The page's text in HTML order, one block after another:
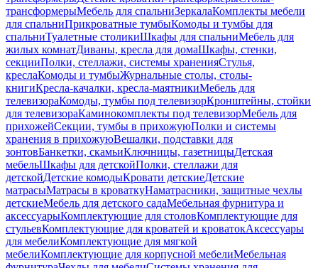
трансформерыМебель для спальниЗеркалаКомплекты мебели
для спальниПрикроватные тумбыКомоды и тумбы для
спальниТуалетные столикиШкафы для спальниМебель для
жилых комнатДиваны, кресла для домаШкафы, стенки,
секцииПолки, стеллажи, системы храненияСтулья,
креслаКомоды и тумбыЖурнальные столы, столы-
книгиКресла-качалки, кресла-маятникиМебель для
телевизораКомоды, тумбы под телевизорКронштейны, стойки
для телевизораКаминокомплекты под телевизорМебель для
прихожейСекции, тумбы в прихожуюПолки и системы
хранения в прихожуюВешалки, подставки для
зонтовБанкетки, скамьиКлючницы, газетницыДетская
мебельШкафы для детскойПолки, стеллажи для
детскойДетские комодыКровати детскиеДетские
матрасыМатрасы в кроваткуНаматрасники, защитные чехлы
детскиеМебель для детского садаМебельная фурнитура и
аксессуарыКомплектующие для столовКомплектующие для
стульевКомплектующие для кроватей и кроватокАксессуары
для мебелиКомплектующие для мягкой
мебелиКомплектующие для корпусной мебелиМебельная